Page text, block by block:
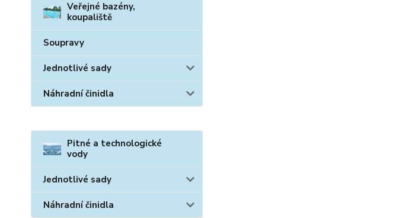
Veřejné bazény,
koupaliště
Soupravy
Jednotlivé sady
Náhradní činidla
Pitné a technologické
vody
Jednotlivé sady
Náhradní činidla